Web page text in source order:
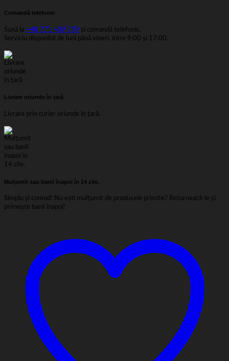
Comandă telefonic
Sună la +40 771 409 789 și comandă telefonic.
Serviciu disponibil de luni până vineri, între 9:00 și 17:00.
Livrare oriunde în țară
Livrare prin curier oriunde în țară.
Mulțumit sau banii înapoi în 14 zile.
Simplu și comod! Nu ești mulțumit de produsele primite? Returnează-le și
primește banii înapoi!